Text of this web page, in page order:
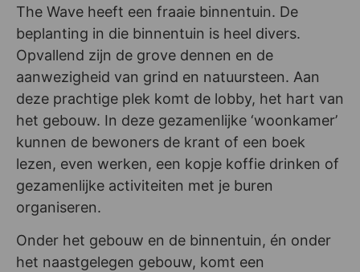
The Wave heeft een fraaie binnentuin. De
beplanting in die binnentuin is heel divers.
Opvallend zijn de grove dennen en de
aanwezigheid van grind en natuursteen. Aan
deze prachtige plek komt de lobby, het hart van
het gebouw. In deze gezamenlijke ‘woonkamer’
kunnen de bewoners de krant of een boek
lezen, even werken, een kopje koffie drinken of
gezamenlijke activiteiten met je buren
organiseren.
Onder het gebouw en de binnentuin, én onder
het naastgelegen gebouw, komt een